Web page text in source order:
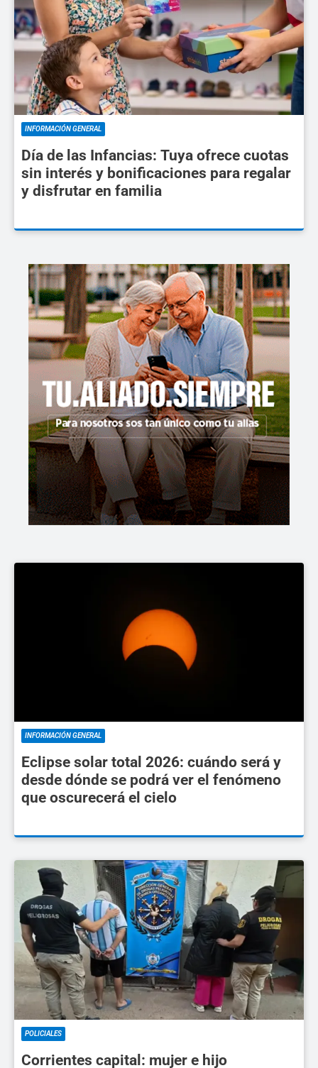
INFORMACIÓN GENERAL
Día de las Infancias: Tuya ofrece cuotas
sin interés y bonificaciones para regalar
y disfrutar en familia
INFORMACIÓN GENERAL
Eclipse solar total 2026: cuándo será y
desde dónde se podrá ver el fenómeno
que oscurecerá el cielo
POLICIALES
Corrientes capital: mujer e hijo